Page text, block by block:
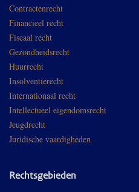
Contractenrecht
Financieel recht
Fiscaal recht
Gezondheidsrecht
Huurrecht
Insolventierecht
Internationaal recht
Intellectueel eigendomsrecht
Jeugdrecht
Juridische vaardigheden
Rechtsgebieden